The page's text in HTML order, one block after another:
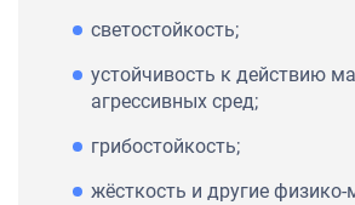
светостойкость;
устойчивость к действию
агрессивных сред;
грибостойкость;
жёсткость и другие физико-